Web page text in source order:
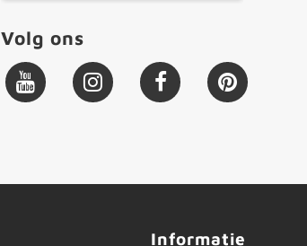
Volg ons
Informatie